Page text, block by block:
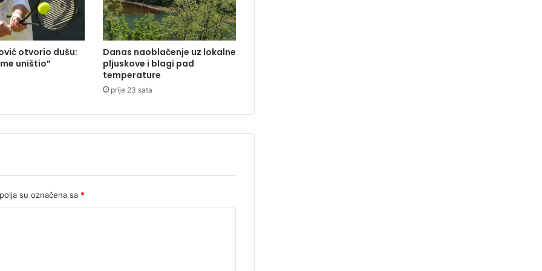
v
a
s
k
e
g
M
i
otvorio dušu:
uništio”
Danas naoblačenje uz lokalne
pljuskove i blagi pad
temperature
prije 23 sata
su označena sa *